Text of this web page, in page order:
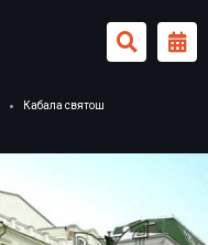
Кабала святош